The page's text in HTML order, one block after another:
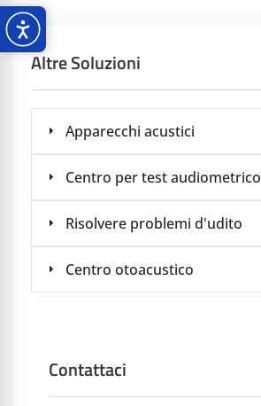
Altre Soluzioni
Apparecchi acustici
Centro per test audiometrico
Risolvere problemi d'udito
Centro otoacustico
Contattaci